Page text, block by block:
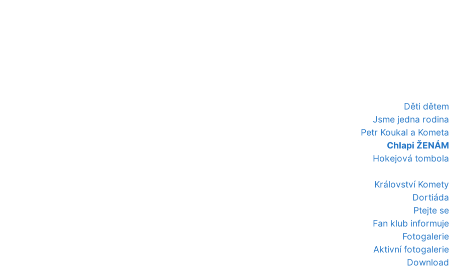
Děti dětem
Jsme jedna rodina
Petr Koukal a Kometa
Chlapi ŽENÁM
Hokejová tombola
Království Komety
Dortiáda
Ptejte se
Fan klub informuje
Fotogalerie
Aktivní fotogalerie
Download